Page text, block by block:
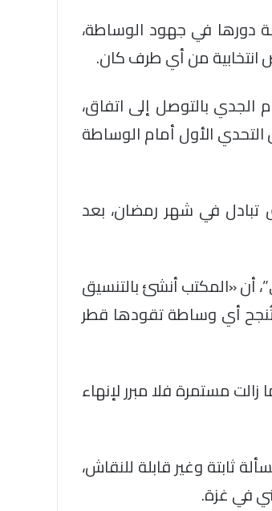
دورها في جهود الوساطة،
انتخابية من أي طرف كان.
الجدي بالتوصل إلى اتفاق،
التحدي الأول أمام الوساطة
تبادل في شهر رمضان، بعد
أن «المكتب أنشئ بالتنسيق
تُنجح أي وساطة تقودها قطر
مستمرة فلا مبرر لإنهاء
ثابتة وغير قابلة للنقاش،
في غزة.